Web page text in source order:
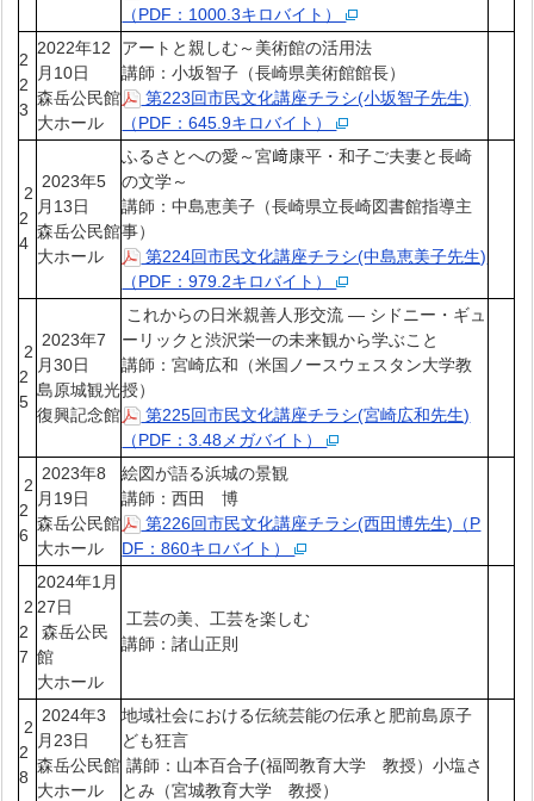
（PDF：1000.3キロバイト）
2
2
3
2022年12
月10日
森岳公民館
大ホール
アートと親しむ～美術館の活用法
講師：小坂智子（長崎県美術館館長）
第223回市民文化講座チラシ(小坂智子先生)
（PDF：645.9キロバイト）
2
2
4
2023年5
月13日
森岳公民館
大ホール
ふるさとへの愛～宮﨑康平・和子ご夫妻と長崎
の文学～
講師：中島恵美子（長崎県立長崎図書館指導主
事）
第224回市民文化講座チラシ(中島恵美子先生)
（PDF：979.2キロバイト）
2
2
5
2023年7
月30日
島原城観光
復興記念館
これからの日米親善人形交流 ― シドニー・ギュ
ーリックと渋沢栄一の未来観から学ぶこと
講師：宮崎広和（米国ノースウェスタン大学教
授）
第225回市民文化講座チラシ(宮崎広和先生)
（PDF：3.48メガバイト）
2
2
6
2023年8
月19日
森岳公民館
大ホール
絵図が語る浜城の景観
講師：西田 博
第226回市民文化講座チラシ(西田博先生)（P
DF：860キロバイト）
2
2
7
2024年1月
27日
森岳公民
館
大ホール
工芸の美、工芸を楽しむ
講師：諸山正則
2
2
8
2024年3
月23日
森岳公民館
大ホール
地域社会における伝統芸能の伝承と肥前島原子
ども狂言
講師：山本百合子(福岡教育大学 教授）小塩さ
とみ（宮城教育大学 教授）